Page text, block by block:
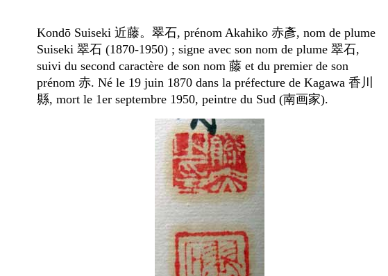
Kondō Suiseki 近藤。翠石, prénom Akahiko 赤彥, nom de plume
Suiseki 翠石 (1870-1950) ; signe avec son nom de plume 翠石,
suivi du second caractère de son nom 藤 et du premier de son
prénom 赤. Né le 19 juin 1870 dans la préfecture de Kagawa 香川
縣, mort le 1er septembre 1950, peintre du Sud (南画家).